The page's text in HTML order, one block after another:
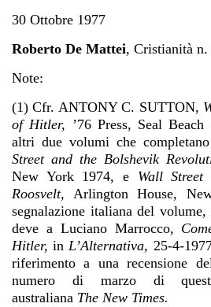
30 Ottobre 1977
Roberto De Mattei, Cristianità
Note:
(1) Cfr. ANTONY C. SUTTON,
of Hitler, ’76 Press, Seal
altri due volumi che
Street and the Bolshevik
New York 1974, e Wall
Roosvelt,Arlington House,
segnalazione italiana del
deve a Luciano Marrocco,
Hitler,inL’Alternativa, 25-4-
riferimento a una recensione
numero di marzo di
australiana The New Times.